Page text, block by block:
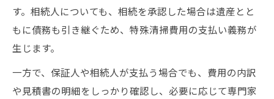
す。相続人についても、相続を承認した場合は遺産とと
もに債務も引き継ぐため、特殊清掃費用の支払い義務が
生じます。
一方で、保証人や相続人が支払う場合でも、費用の内訳
や見積書の明細をしっかり確認し、必要に応じて専門家